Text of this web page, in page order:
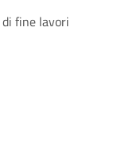
fine lavori